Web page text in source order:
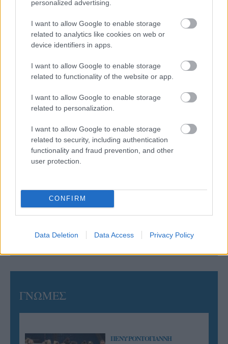
personalized advertising.
I want to allow Google to enable storage
related to analytics like cookies on web or
device identifiers in apps.
I want to allow Google to enable storage
related to functionality of the website or app.
I want to allow Google to enable storage
related to personalization.
I want to allow Google to enable storage
related to security, including authentication
functionality and fraud prevention, and other
user protection.
CONFIRM
Data Deletion Data Access Privacy Policy
07/08/2026
«Αντίο» με ήττα για τις διεθνείς μας στο τουρνουά του
Ουρμπίνο
Το πάλεψε μέχρι τέλους η Εθνική γυναικών κόντρα
στην Ιταλία Β’
06/08/2026
Η FIVB σχεδιάζει να διοργανώσει το Παγκόσμιο
Πρωτάθλημα τον Δεκέμβριο – Αντιδρούν οι σύλλογοι
06/08/2026
Ουρμπίνο
ΓΝΩΜΕΣ
ΠΕΝΥ ΡΟΝΤΟΓΙΑΝΝΗ